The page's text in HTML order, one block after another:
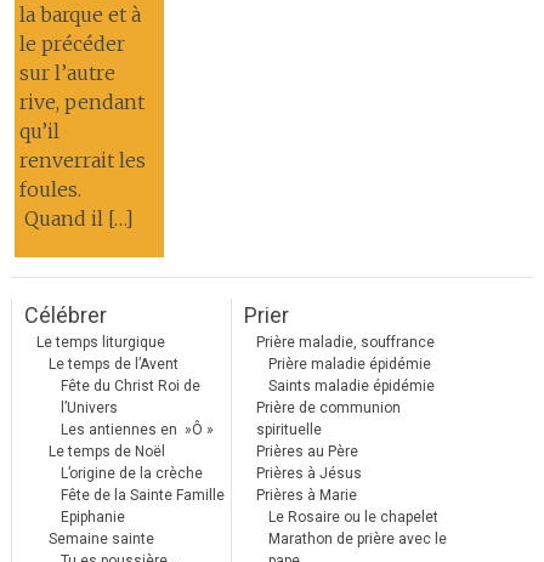
la barque et à
le précéder
sur l’autre
rive, pendant
qu’il
renverrait les
foules.
Quand il […]
Célébrer
Le temps liturgique
Le temps de l’Avent
Fête du Christ Roi de
l’Univers
Les antiennes en »Ô »
Le temps de Noël
L’origine de la crèche
Fête de la Sainte Famille
Epiphanie
Semaine sainte
Prier
Prière maladie, souffrance
Prière maladie épidémie
Saints maladie épidémie
Prière de communion
spirituelle
Prières au Père
Prières à Jésus
Prières à Marie
Le Rosaire ou le chapelet
Marathon de prière avec le